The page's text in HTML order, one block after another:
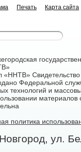
Печать Карта сайта
Федеральной
технологий и
материалов
политика
ул.